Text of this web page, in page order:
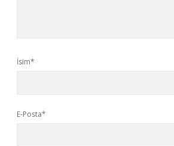
İsim*
E-Posta*